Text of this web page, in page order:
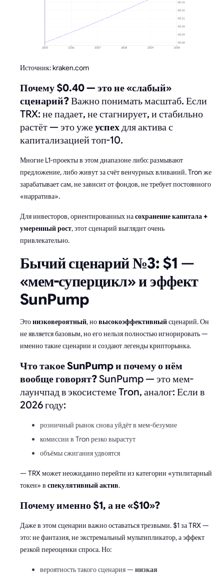
Источник: kraken.com
Почему $0.40 — это не «слабый»
сценарий?Важно понимать масштаб. Если
TRX: не падает, не стагнирует, и стабильно
растёт — это ужеуспехдля актива с
капитализацией топ-10.
Многие L1-проекты в этом диапазоне либо: размывают
предложение, либо живут за счёт венчурных вливаний. Tron же
зарабатывает сам, не зависит от фондов, не требует постоянного
«нарратива».
Для инвесторов, ориентированных насохранение капитала +
умеренный рост, этот сценарий выглядит очень
привлекательно.
Бычий сценарий №3: $1 —
«мем-суперцикл» и эффект
SunPump
Этонизковероятный, новысокоэффективныйсценарий. Он
не является базовым, но его нельзя полностью игнорировать —
именно такие сценарии и создают легенды крипторынка.
Что такое SunPump и почему о нём
вообще говорят?SunPump — это мем-
лаунчпад в экосистеме Tron, аналог: Если в
2026 году:
розничный рынок снова уйдёт в мем-безумие
комиссии в Tron резко вырастут
объёмы сжигания удвоятся
— TRX может неожиданно перейти из категории «утилитарный
токен» в спекулятивный актив.
Почему именно $1, а не «$10»?
Даже в этом сценарии важно оставаться трезвыми. $1 за TRX —
это: не фантазия, не экстремальный мультипликатор, а эффект
резкой переоценки спроса. Но:
вероятность такого сценария — низкая